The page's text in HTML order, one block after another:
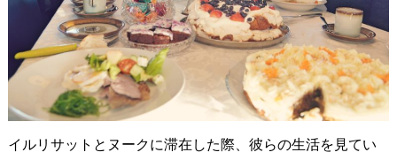
イルリサットとヌークに滞在した際、彼らの生活を見てい